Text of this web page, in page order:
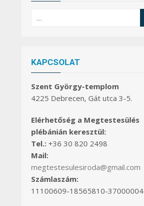
KAPCSOLAT
Szent György-templom
4225 Debrecen, Gát utca 3-5.
Elérhetőség a Megtestesülés
plébánián keresztül:
Tel.: +36 30 820 2498
Mail:
megtestesulesiroda@gmail.com
Számlaszám:
11100609-18565810-37000004